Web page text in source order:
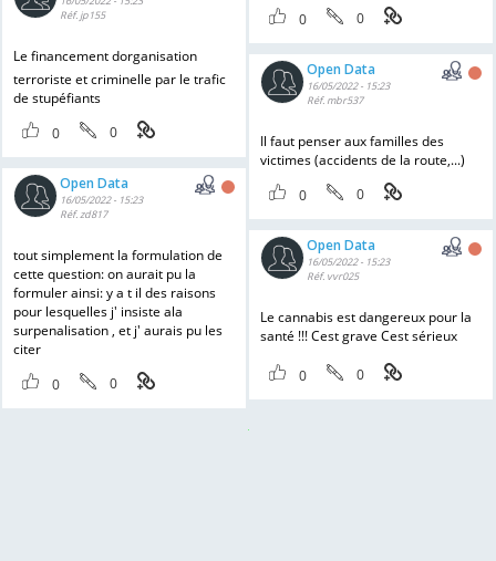
0
0
Réf. jp155
Le financement dorganisation
terroriste et criminelle par le trafic
de stupéfiants
0
0
Open Data
16/05/2022 - 15:23
Réf. mbr537
Il faut penser aux familles des
victimes (accidents de la route,...)
0
0
Open Data
16/05/2022 - 15:23
Réf. zd817
tout simplement la formulation de
cette question: on aurait pu la
formuler ainsi: y a t il des raisons
pour lesquelles j' insiste ala
surpenalisation , et j' aurais pu les
citer
0
0
Open Data
16/05/2022 - 15:23
Réf. vvr025
Le cannabis est dangereux pour la
santé !!! Cest grave Cest sérieux
0 0